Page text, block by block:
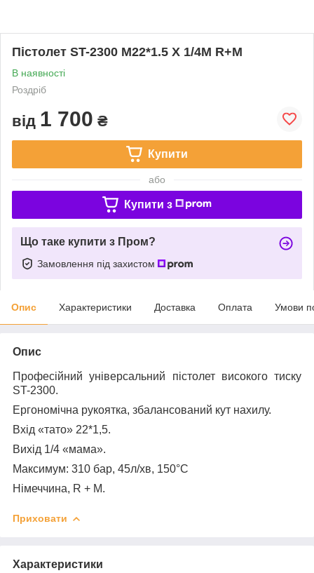
Пістолет ST-2300 M22*1.5 X 1/4M R+M
В наявності
Роздріб
від 1 700 ₴
Купити
або
Купити з
Що таке купити з Пром?
Замовлення під захистом
Опис Характеристики Доставка Оплата Умови
Опис
Професійний універсальний пістолет високого тиску
ST-2300.
Ергономічна рукоятка, збалансований кут нахилу.
Вхід «тато» 22*1,5.
Вихід 1/4 «мама».
Максимум: 310 бар, 45л/хв, 150°C
Німеччина, R + M.
Приховати
Характеристики